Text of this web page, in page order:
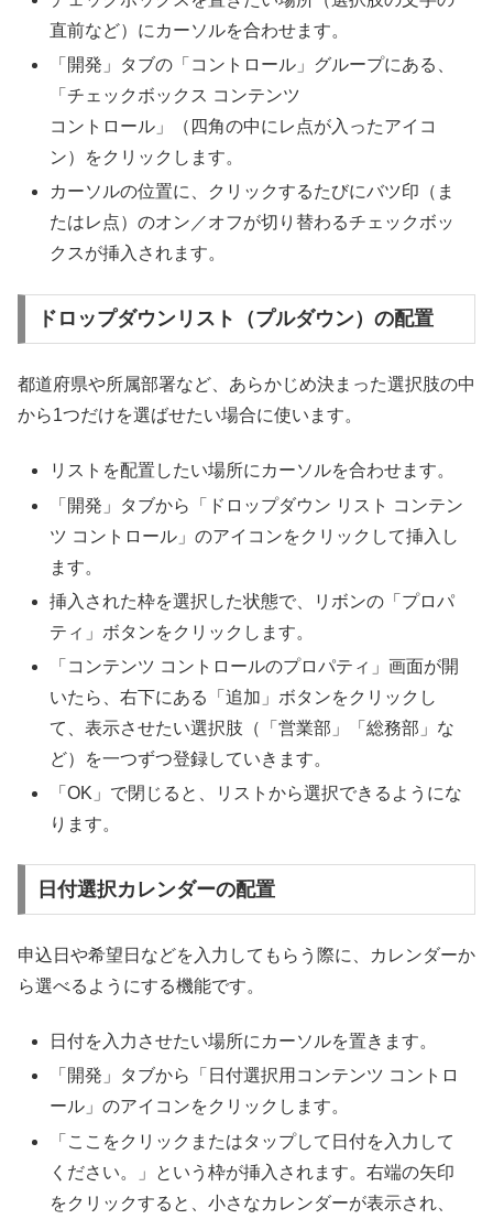
直前など）にカーソルを合わせます。
「開発」タブの「コントロール」グループにある、
「チェックボックス コンテンツ
コントロール」（四角の中にレ点が入ったアイコ
ン）をクリックします。
カーソルの位置に、クリックするたびにバツ印（ま
たはレ点）のオン／オフが切り替わるチェックボッ
クスが挿入されます。
ドロップダウンリスト（プルダウン）の配置
都道府県や所属部署など、あらかじめ決まった選択肢の中
から1つだけを選ばせたい場合に使います。
リストを配置したい場所にカーソルを合わせます。
「開発」タブから「ドロップダウン リスト コンテン
ツ コントロール」のアイコンをクリックして挿入し
ます。
挿入された枠を選択した状態で、リボンの「プロパ
ティ」ボタンをクリックします。
「コンテンツ コントロールのプロパティ」画面が開
いたら、右下にある「追加」ボタンをクリックし
て、表示させたい選択肢（「営業部」「総務部」な
ど）を一つずつ登録していきます。
「OK」で閉じると、リストから選択できるようにな
ります。
日付選択カレンダーの配置
申込日や希望日などを入力してもらう際に、カレンダーか
ら選べるようにする機能です。
日付を入力させたい場所にカーソルを置きます。
「開発」タブから「日付選択用コンテンツ コントロ
ール」のアイコンをクリックします。
「ここをクリックまたはタップして日付を入力して
ください。」という枠が挿入されます。右端の矢印
をクリックすると、小さなカレンダーが表示され、